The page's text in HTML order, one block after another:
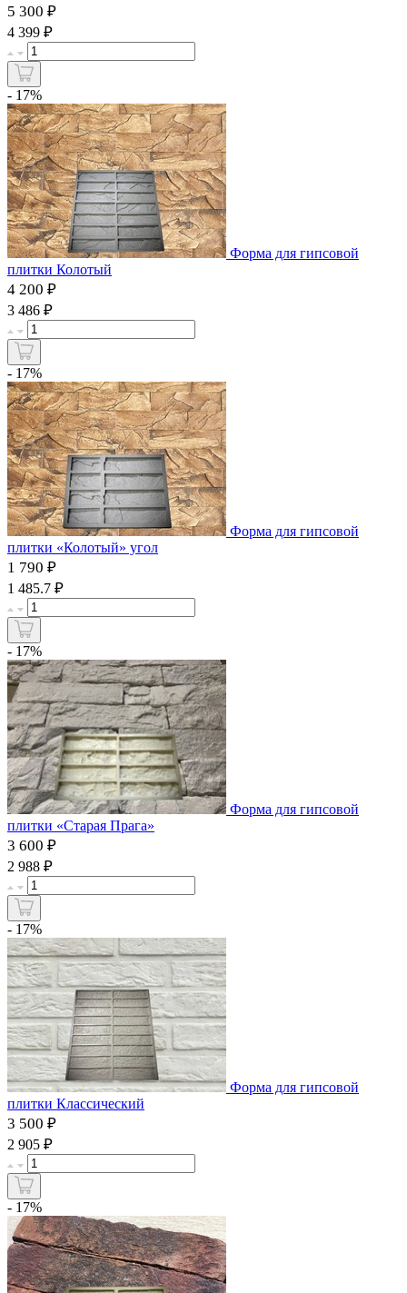
5 300 ₽
4 399 ₽
- 17%
Форма для гипсовой
плитки Колотый
4 200 ₽
3 486 ₽
- 17%
Форма для гипсовой
плитки «Колотый» угол
1 790 ₽
1 485.7 ₽
- 17%
Форма для гипсовой
плитки «Старая Прага»
3 600 ₽
2 988 ₽
- 17%
Форма для гипсовой
плитки Классический
3 500 ₽
2 905 ₽
- 17%